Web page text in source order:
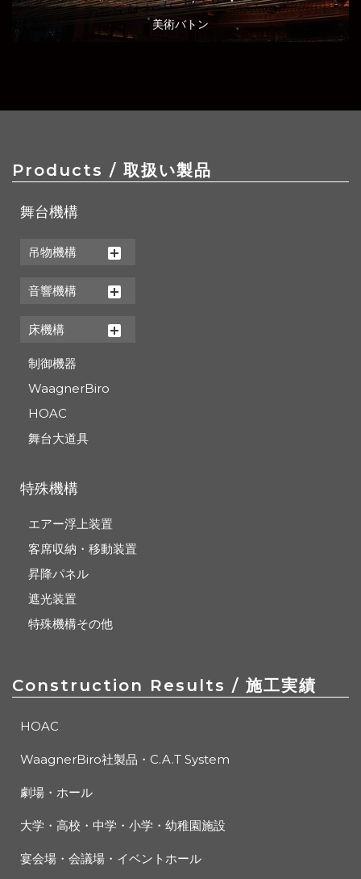
美術バトン
Products / 取扱い製品
舞台機構
吊物機構
音響機構
床機構
制御機器
WaagnerBiro
HOAC
舞台大道具
特殊機構
エアー浮上装置
客席収納・移動装置
昇降パネル
遮光装置
特殊機構その他
Construction Results / 施工実績
HOAC
WaagnerBiro社製品・C.A.T System
劇場・ホール
大学・高校・中学・小学・幼稚園施設
宴会場・会議場・イベントホール